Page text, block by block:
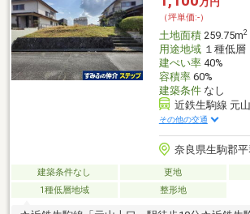
（坪単価:-）
土地面積259.75m2
用途地域１種低層
建ぺい率40%
容積率60%
建築条件なし
近鉄生駒線 元
その他の交通
奈良県生駒郡
建築条件なし 更地
1種低層地域
整形地